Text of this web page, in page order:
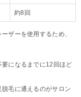
約8回
ザーを使用するため、
になるまでに12回ほど
毛に通えるのがサロン